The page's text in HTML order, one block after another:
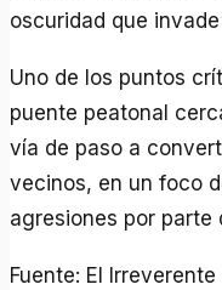
oscuridad que
Uno de los puntos
puente peatonal
vía de paso a
vecinos, en un foco
agresiones por parte
Fuente: El